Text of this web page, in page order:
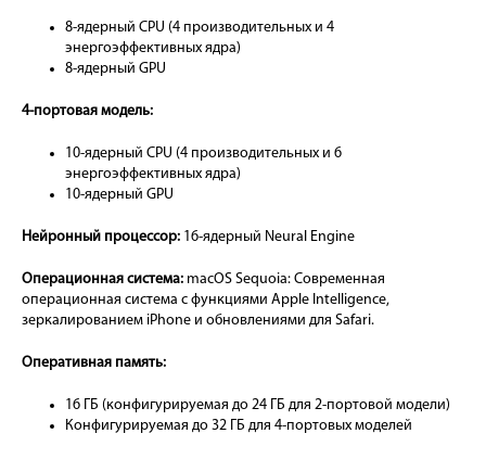
8-ядерный CPU (4 производительных и 4
энергоэффективных ядра)
8-ядерный GPU
4-портовая модель:
10-ядерный CPU (4 производительных и 6
энергоэффективных ядра)
10-ядерный GPU
Нейронный процессор: 16-ядерный Neural Engine
Операционная система: macOS Sequoia: Современная
операционная система с функциями Apple Intelligence,
зеркалированием iPhone и обновлениями для Safari.
Оперативная память:
16 ГБ (конфигурируемая до 24 ГБ для 2-портовой модели)
Конфигурируемая до 32 ГБ для 4-портовых моделей